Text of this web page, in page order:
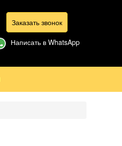
Заказать звонок
Написать в WhatsApp